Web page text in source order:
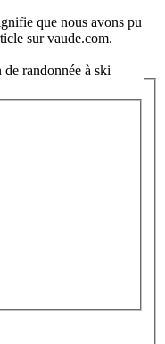
que nous avons pu
sur vaude.com.
randonnée à ski